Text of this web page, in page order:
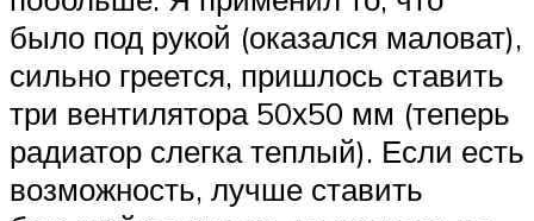
было под рукой (оказался маловат),
сильно греется, пришлось ставить
три вентилятора 50х50 мм (теперь
радиатор слегка теплый). Если есть
возможность, лучше ставить